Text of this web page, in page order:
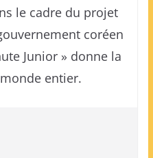
le cadre du projet
coréen
Junior » donne la
entier.